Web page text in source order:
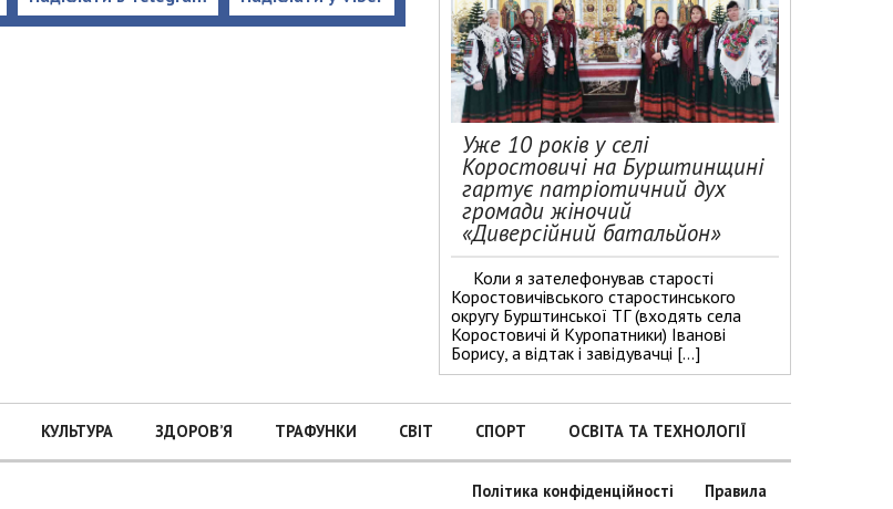
Уже 10 років у селі
Коростовичі на Бурштинщині
гартує патріотичний дух
громади жіночий
«Диверсійний батальйон»
Коли я зателефонував старості
Коростовичівського старостинського
округу Бурштинської ТГ (входять села
Коростовичі й Куропатники) Іванові
Борису, а відтак і завідувачці […]
КУЛЬТУРА ЗДОРОВ’Я ТРАФУНКИ СВІТ СПОРТ ОСВІТА ТА ТЕХНОЛОГІЇ
Політика конфіденційності Правила